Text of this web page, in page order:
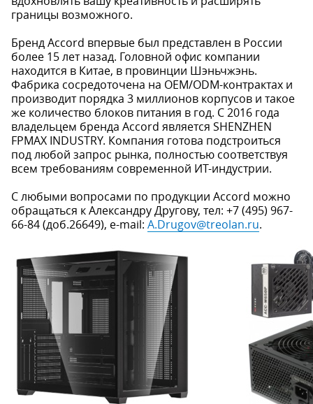
границы возможного.
Бренд Accord впервые был представлен в России
более 15 лет назад. Головной офис компании
находится в Китае, в провинции Шэньчжэнь.
Фабрика сосредоточена на OEM/ODM-контрактах и
производит порядка 3 миллионов корпусов и такое
же количество блоков питания в год. С 2016 года
владельцем бренда Accord является SHENZHEN
FPMAX INDUSTRY. Компания готова подстроиться
под любой запрос рынка, полностью соответствуя
всем требованиям современной ИТ-индустрии.
С любыми вопросами по продукции Accord можно
обращаться к Александру Другову, тел: +7 (495) 967-
66-84 (доб.26649), e-mail: A.Drugov@treolan.ru.